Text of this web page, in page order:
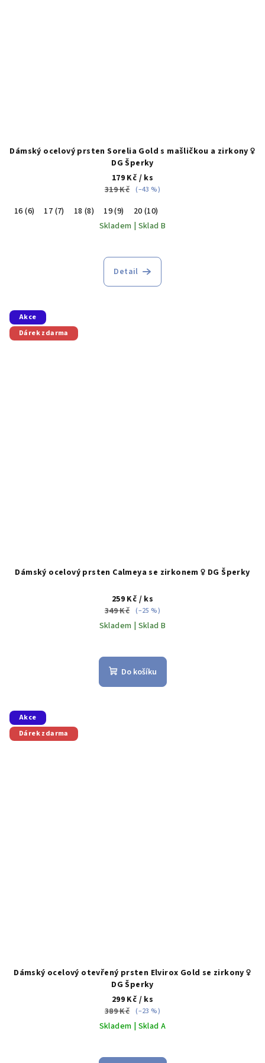
Dámský ocelový prsten Sorelia Gold s mašličkou a zirkony ♀️
DG Šperky
179 Kč / ks
319 Kč (–43 %)
16 (6) 17 (7) 18 (8) 19 (9)
20 (10)
Skladem | Sklad B
Detail
Akce
Dárek zdarma
Dámský ocelový prsten Calmeya se zirkonem ♀️ DG Šperky
259 Kč / ks
349 Kč (–25 %)
Skladem | Sklad B
Do košíku
Akce
Dárek zdarma
Dámský ocelový otevřený prsten Elvirox Gold se zirkony ♀️
DG Šperky
299 Kč / ks
389 Kč (–23 %)
Skladem | Sklad A